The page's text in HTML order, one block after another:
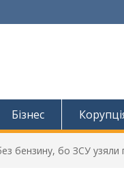
Бізнес
бензину, бо ЗСУ узяли